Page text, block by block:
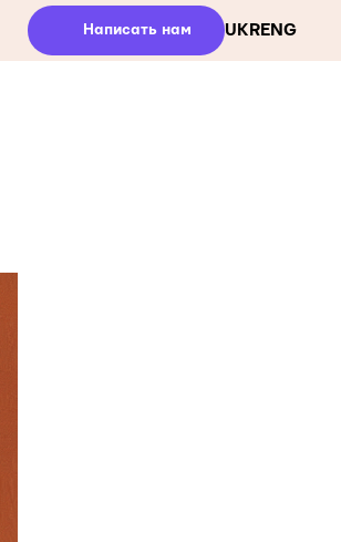
Написать нам UKR ENG